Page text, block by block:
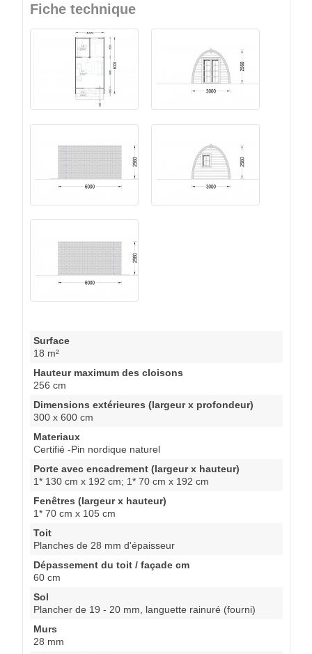
Fiche technique
Surface
18 m²
Hauteur maximum des cloisons
256 cm
Dimensions extérieures (largeur x profondeur)
300 x 600 cm
Materiaux
Certifié -Pin nordique naturel
Porte avec encadrement (largeur x hauteur)
1* 130 cm x 192 cm; 1* 70 cm x 192 cm
Fenêtres (largeur x hauteur)
1* 70 cm x 105 cm
Toit
Planches de 28 mm d'épaisseur
Dépassement du toit / façade cm
60 cm
Sol
Plancher de 19 - 20 mm, languette rainuré (fourni)
Murs
28 mm